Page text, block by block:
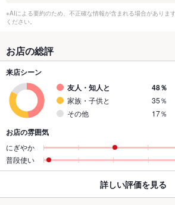
※AIによる要約のため、不正確な情報が含まれる場合がありま
ください。
お店の総評
来店シーン
友人・知人と
48％
家族・子供と
35％
その他
17％
お店の雰囲気
にぎやか
普段使い
詳しい評価を見る